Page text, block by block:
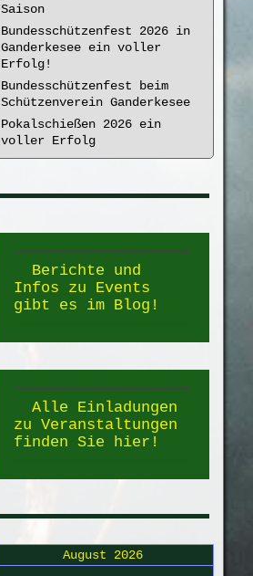
Saison
Bundesschützenfest 2026 in
Ganderkesee ein voller
Erfolg!
Bundesschützenfest beim
Schützenverein Ganderkesee
Pokalschießen 2026 ein
voller Erfolg
Berichte und
Infos zu Events
gibt es im Blog!
Alle Einladungen
zu Veranstaltungen
finden Sie hier!
August 2026